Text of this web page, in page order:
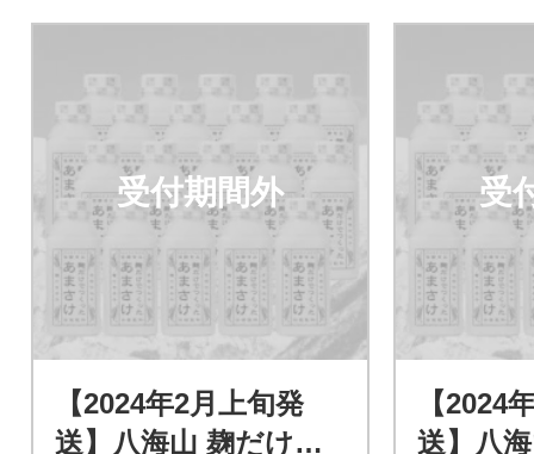
受付期間外
【2024年2月上旬発
送】八海山 麹だけで
受
【2024
送】八